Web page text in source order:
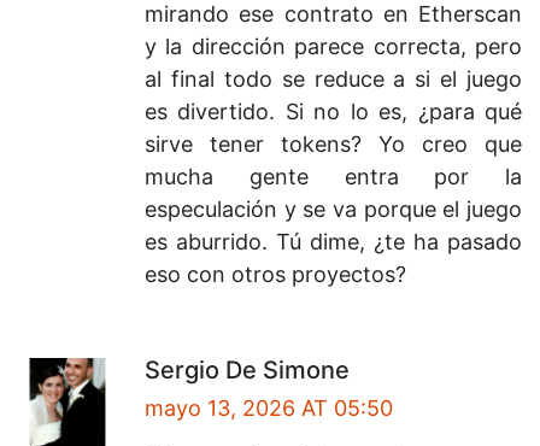
mirando ese contrato en Etherscan
y la dirección parece correcta, pero
al final todo se reduce a si el juego
es divertido. Si no lo es, ¿para qué
sirve tener tokens? Yo creo que
mucha gente entra por la
especulación y se va porque el juego
es aburrido. Tú dime, ¿te ha pasado
eso con otros proyectos?
Sergio De Simone
mayo 13, 2026 AT 05:50